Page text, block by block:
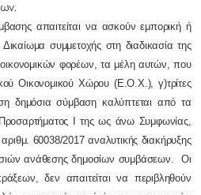
απαιτείται να ασκούν εμπορική ή
συμμετοχής στη διαδικασία της
φορέων, τα μέλη αυτών, που
Οικονομικού Χώρου (Ε.Ο.Χ.), γ)τρίτες
δημόσια σύμβαση καλύπτεται από τα
Ι της ως άνω Συμφωνίας,
60038/2017 αναλυτικής διακήρυξης
ανάθεσης δημοσίων συμβάσεων. Οι
δεν απαιτείται να περιβληθούν